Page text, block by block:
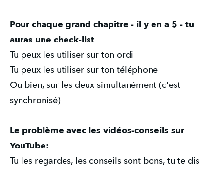
Pour chaque grand chapitre - il y en a 5 - tu
auras une check-list
Tu peux les utiliser sur ton ordi
Tu peux les utiliser sur ton téléphone
Ou bien, sur les deux simultanément (c'est
synchronisé)
Le problème avec les vidéos-conseils sur
YouTube:
Tu les regardes, les conseils sont bons, tu te dis